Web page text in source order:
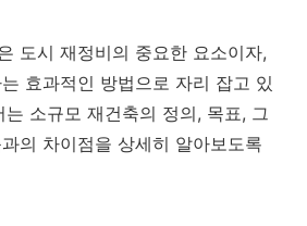
도시 재정비의 중요한 요소이자,
효과적인 방법으로 자리 잡고 있
소규모 재건축의 정의, 목표, 그
의 차이점을 상세히 알아보도록